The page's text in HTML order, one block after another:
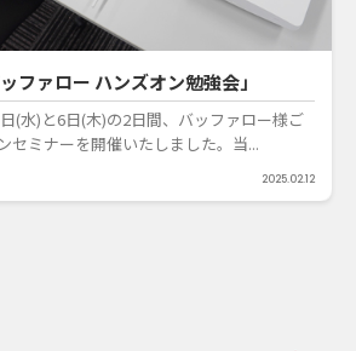
ファロー ハンズオン勉強会」
(水)と6日(木)の2日間、バッファロー様ご
セミナーを開催いたしました。当...
2025.02.12